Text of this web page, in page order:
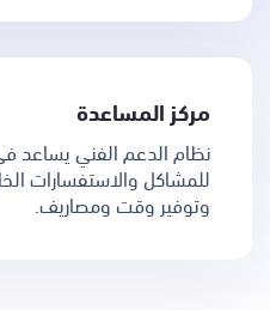
مركز المساعدة
نظام الدعم الفني يساعد
للمشاكل والاستفسارات
وتوفير وقت ومصاريف.